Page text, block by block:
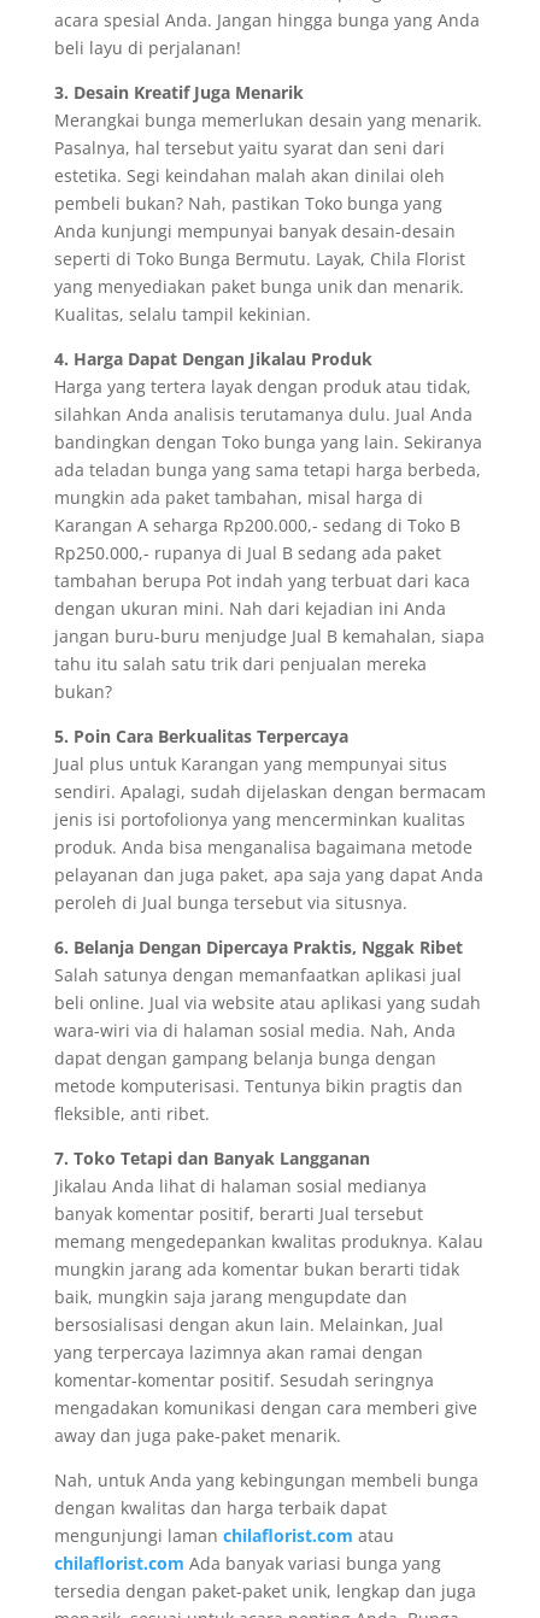
acara spesial Anda. Jangan hingga bunga yang Anda
beli layu di perjalanan!
3. Desain Kreatif Juga Menarik
Merangkai bunga memerlukan desain yang menarik.
Pasalnya, hal tersebut yaitu syarat dan seni dari
estetika. Segi keindahan malah akan dinilai oleh
pembeli bukan? Nah, pastikan Toko bunga yang
Anda kunjungi mempunyai banyak desain-desain
seperti di Toko Bunga Bermutu. Layak, Chila Florist
yang menyediakan paket bunga unik dan menarik.
Kualitas, selalu tampil kekinian.
4. Harga Dapat Dengan Jikalau Produk
Harga yang tertera layak dengan produk atau tidak,
silahkan Anda analisis terutamanya dulu. Jual Anda
bandingkan dengan Toko bunga yang lain. Sekiranya
ada teladan bunga yang sama tetapi harga berbeda,
mungkin ada paket tambahan, misal harga di
Karangan A seharga Rp200.000,- sedang di Toko B
Rp250.000,- rupanya di Jual B sedang ada paket
tambahan berupa Pot indah yang terbuat dari kaca
dengan ukuran mini. Nah dari kejadian ini Anda
jangan buru-buru menjudge Jual B kemahalan, siapa
tahu itu salah satu trik dari penjualan mereka
bukan?
5. Poin Cara Berkualitas Terpercaya
Jual plus untuk Karangan yang mempunyai situs
sendiri. Apalagi, sudah dijelaskan dengan bermacam
jenis isi portofolionya yang mencerminkan kualitas
produk. Anda bisa menganalisa bagaimana metode
pelayanan dan juga paket, apa saja yang dapat Anda
peroleh di Jual bunga tersebut via situsnya.
6. Belanja Dengan Dipercaya Praktis, Nggak Ribet
Salah satunya dengan memanfaatkan aplikasi jual
beli online. Jual via website atau aplikasi yang sudah
wara-wiri via di halaman sosial media. Nah, Anda
dapat dengan gampang belanja bunga dengan
metode komputerisasi. Tentunya bikin pragtis dan
fleksible, anti ribet.
7. Toko Tetapi dan Banyak Langganan
Jikalau Anda lihat di halaman sosial medianya
banyak komentar positif, berarti Jual tersebut
memang mengedepankan kwalitas produknya. Kalau
mungkin jarang ada komentar bukan berarti tidak
baik, mungkin saja jarang mengupdate dan
bersosialisasi dengan akun lain. Melainkan, Jual
yang terpercaya lazimnya akan ramai dengan
komentar-komentar positif. Sesudah seringnya
mengadakan komunikasi dengan cara memberi give
away dan juga pake-paket menarik.
Nah, untuk Anda yang kebingungan membeli bunga
dengan kwalitas dan harga terbaik dapat
mengunjungi laman chilaflorist.com atau
chilaflorist.com Ada banyak variasi bunga yang
tersedia dengan paket-paket unik, lengkap dan juga